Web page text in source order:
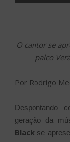
O cantor se
palco
Por Rodrigo
Despontando
geração da
Black se